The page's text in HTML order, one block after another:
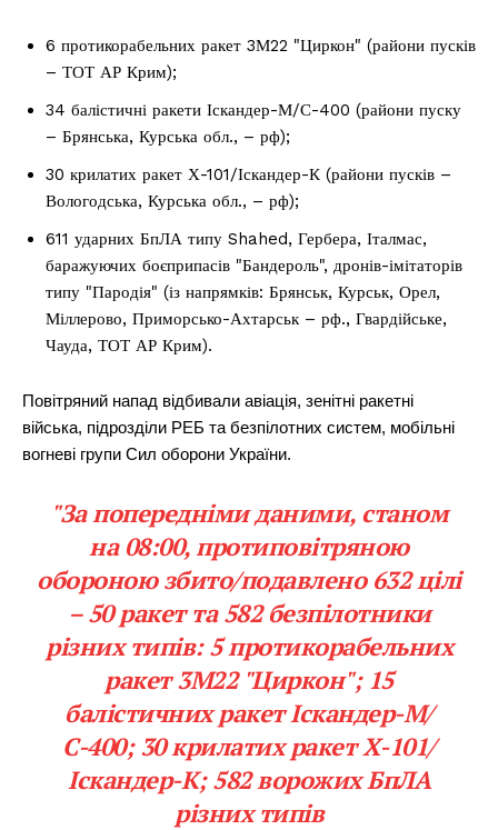
6 протикорабельних ракет 3М22 "Циркон" (райони пусків
– ТОТ АР Крим);
34 балістичні ракети Іскандер-М/С-400 (райони пуску
– Брянська, Курська обл., – рф);
30 крилатих ракет Х-101/Іскандер-К (райони пусків –
Вологодська, Курська обл., – рф);
611 ударних БпЛА типу Shahed, Гербера, Італмас,
баражуючих боєприпасів "Бандероль", дронів-імітаторів
типу "Пародія" (із напрямків: Брянськ, Курськ, Орел,
Міллерово, Приморсько-Ахтарськ – рф., Гвардійське,
Чауда, ТОТ АР Крим).
Повітряний напад відбивали авіація, зенітні ракетні
війська, підрозділи РЕБ та безпілотних систем, мобільні
вогневі групи Сил оборони України.
"За попередніми даними, станом
на 08:00, протиповітряною
обороною збито/подавлено 632 цілі
– 50 ракет та 582 безпілотники
різних типів: 5 протикорабельних
ракет 3М22 "Циркон"; 15
балістичних ракет Іскандер-М/
С-400; 30 крилатих ракет Х-101/
Іскандер-К; 582 ворожих БпЛА
різних типів